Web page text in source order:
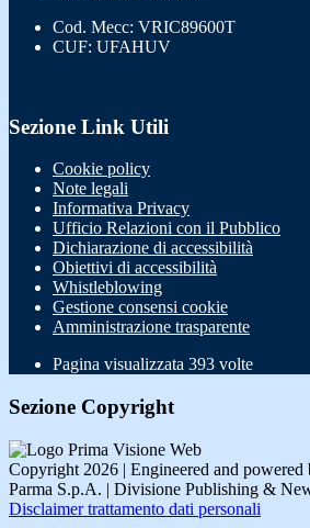
Cod. Mecc: VRIC89600T
CUF: UFAHUV
Sezione Link Utili
Cookie policy
Note legali
Informativa Privacy
Ufficio Relazioni con il Pubblico
Dichiarazione di accessibilità
Obiettivi di accessibilità
Whistleblowing
Gestione consensi cookie
Amministrazione trasparente
Pagina visualizzata 393 volte
Sezione Copyright
Copyright 2026 | Engineered and
Parma S.p.A. | Divisione Publishing &
Disclaimer trattamento dati personali